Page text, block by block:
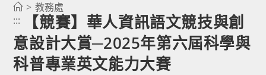
> 教務處
:::
【競賽】華人資訊語文競技與創
意設計大賞─2025年第六屆科學與
科普專業英文能力大賽